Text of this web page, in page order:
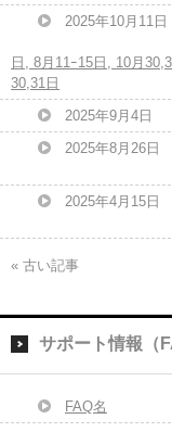
2025年10月11日
日, 8月11ｰ15日, 10月
30,31日
2025年9月4日
2025年8月26日
2025年4月15日
« 古い記事
サポート情報（
FAQ名